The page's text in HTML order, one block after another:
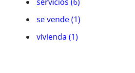
se vende (1)
vivienda (1)